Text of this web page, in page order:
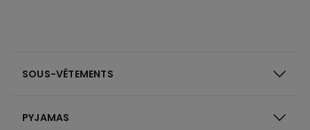
SOUS-VÊTEMENTS
PYJAMAS